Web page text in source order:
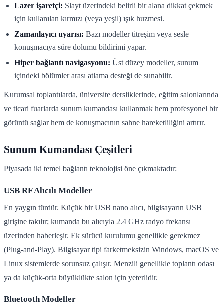
Lazer işaretçi: Slayt üzerindeki belirli bir alana dikkat çekmek
için kullanılan kırmızı (veya yeşil) ışık huzmesi.
Zamanlayıcı uyarısı: Bazı modeller titreşim veya sesle
konuşmacıya süre dolumu bildirimi yapar.
Hiper bağlantı navigasyonu: Üst düzey modeller, sunum
içindeki bölümler arası atlama desteği de sunabilir.
Kurumsal toplantılarda, üniversite dersliklerinde, eğitim salonlarında
ve ticari fuarlarda sunum kumandası kullanmak hem profesyonel bir
görüntü sağlar hem de konuşmacının sahne hareketliliğini artırır.
Sunum Kumandası Çeşitleri
Piyasada iki temel bağlantı teknolojisi öne çıkmaktadır:
USB RF Alıcılı Modeller
En yaygın türdür. Küçük bir USB nano alıcı, bilgisayarın USB
girişine takılır; kumanda bu alıcıyla 2.4 GHz radyo frekansı
üzerinden haberleşir. Ek sürücü kurulumu genellikle gerekmez
(Plug-and-Play). Bilgisayar tipi farketmeksizin Windows, macOS ve
Linux sistemlerde sorunsuz çalışır. Menzili genellikle toplantı odası
ya da küçük-orta büyüklükte salon için yeterlidir.
Bluetooth Modeller